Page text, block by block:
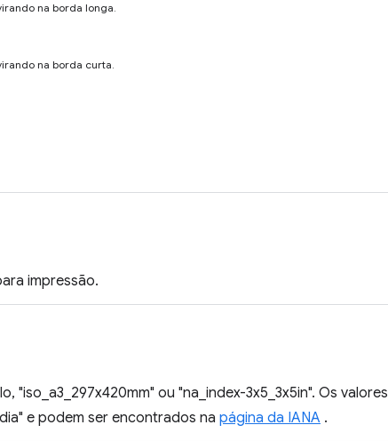
na borda longa.
na borda curta.
impressão.
ou "na_index-3x5_3x5in". Os valores
e podem ser encontrados na página da IANA .